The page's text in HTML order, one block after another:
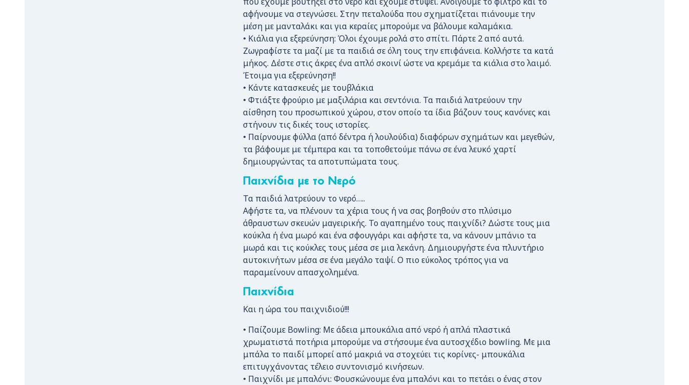
αφήνουμε να στεγνώσει. Στην πεταλούδα που σχηματίζεται πιάνουμε την
μέση με μανταλάκι και για κεραίες μπορούμε να βάλουμε καλαμάκια.
• Κιάλια για εξερεύνηση: Όλοι έχουμε ρολά στο σπίτι. Πάρτε 2 από αυτά.
Ζωγραφίστε τα μαζί με τα παιδιά σε όλη τους την επιφάνεια. Κολλήστε τα κατά
μήκος. Δέστε στις άκρες ένα απλό σκοινί ώστε να κρεμάμε τα κιάλια στο λαιμό.
Έτοιμα για εξερεύνηση!!
• Κάντε κατασκευές με τουβλάκια
• Φτιάξτε φρούριο με μαξιλάρια και σεντόνια. Τα παιδιά λατρεύουν την
αίσθηση του προσωπικού χώρου, στον οποίο τα ίδια βάζουν τους κανόνες και
στήνουν τις δικές τους ιστορίες.
• Παίρνουμε φύλλα (από δέντρα ή λουλούδια) διαφόρων σχημάτων και μεγεθών,
τα βάφουμε με τέμπερα και τα τοποθετούμε πάνω σε ένα λευκό χαρτί
δημιουργώντας τα αποτυπώματα τους.
Παιχνίδια με το Νερό
Τα παιδιά λατρεύουν το νερό…..
Αφήστε τα, να πλένουν τα χέρια τους ή να σας βοηθούν στο πλύσιμο
άθραυστων σκευών μαγειρικής. Το αγαπημένο τους παιχνίδι? Δώστε τους μια
κούκλα ή ένα μωρό και ένα σφουγγάρι και αφήστε τα, να κάνουν μπάνιο τα
μωρά και τις κούκλες τους μέσα σε μια λεκάνη. Δημιουργήστε ένα πλυντήριο
αυτοκινήτων μέσα σε ένα μεγάλο ταψί. Ο πιο εύκολος τρόπος για να
παραμείνουν απασχολημένα.
Παιχνίδια
Και η ώρα του παιχνιδιού!!!
• Παίζουμε Bowling: Με άδεια μπουκάλια από νερό ή απλά πλαστικά
χρωματιστά ποτήρια μπορούμε να στήσουμε ένα αυτοσχέδιο bowling. Με μια
μπάλα το παιδί μπορεί από μακριά να στοχεύει τις κορίνες- μπουκάλια
επιτυγχάνοντας τέλειο συντονισμό κινήσεων.
• Παιχνίδι με μπαλόνι: Φουσκώνουμε ένα μπαλόνι και το πετάει ο ένας στον